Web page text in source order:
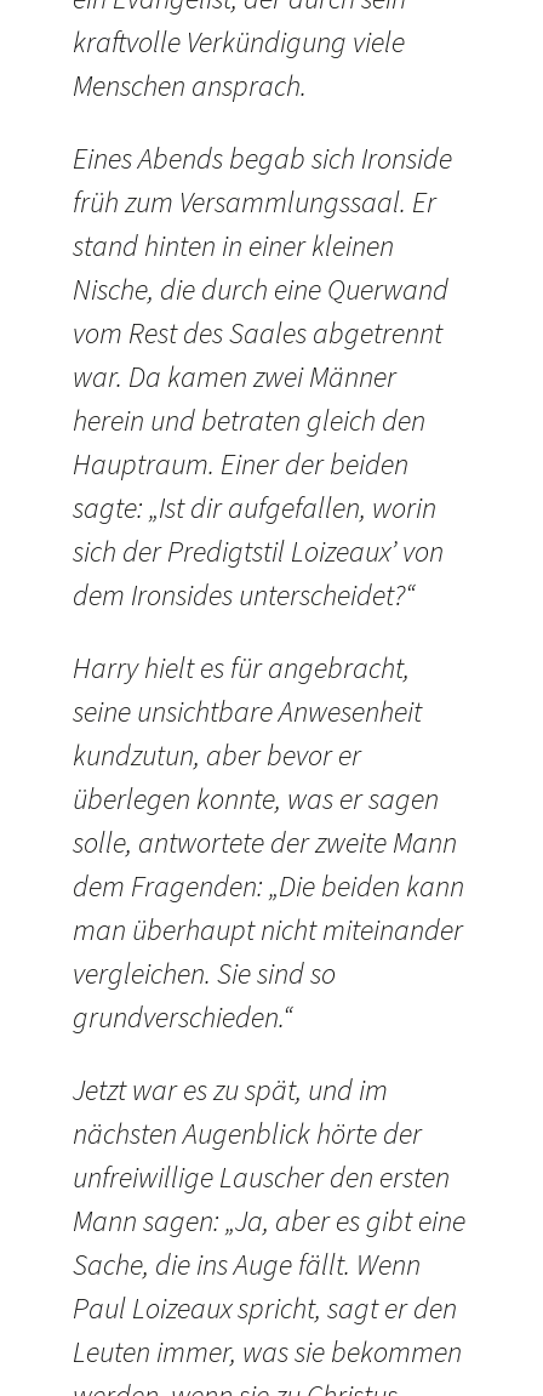
kraftvolle Verkündigung viele
Menschen ansprach.
Eines Abends begab sich Ironside
früh zum Versammlungssaal. Er
stand hinten in einer kleinen
Nische, die durch eine Querwand
vom Rest des Saales abgetrennt
war. Da kamen zwei Männer
herein und betraten gleich den
Hauptraum. Einer der beiden
sagte: „Ist dir aufgefallen, worin
sich der Predigtstil Loizeaux’ von
dem Ironsides unterscheidet?“
Harry hielt es für angebracht,
seine unsichtbare Anwesenheit
kundzutun, aber bevor er
überlegen konnte, was er sagen
solle, antwortete der zweite Mann
dem Fragenden: „Die beiden kann
man überhaupt nicht miteinander
vergleichen. Sie sind so
grundverschieden.“
Jetzt war es zu spät, und im
nächsten Augenblick hörte der
unfreiwillige Lauscher den ersten
Mann sagen: „Ja, aber es gibt eine
Sache, die ins Auge fällt. Wenn
Paul Loizeaux spricht, sagt er den
Leuten immer, was sie bekommen